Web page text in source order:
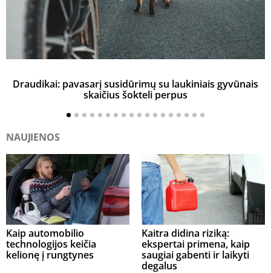
Draudikai: pavasarį susidūrimų su laukiniais gyvūnais
skaičius šokteli perpus
NAUJIENOS
Kaip automobilio
technologijos keičia
kelionę į rungtynes
Kaitra didina riziką:
ekspertai primena, kaip
saugiai gabenti ir laikyti
degalus